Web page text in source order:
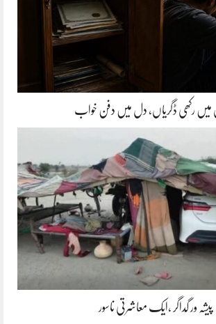
میں رکھی ڈگریاں، دل میں دفن خواب
پیشہ ور گداگر ،ایک معاشرتی ناسور